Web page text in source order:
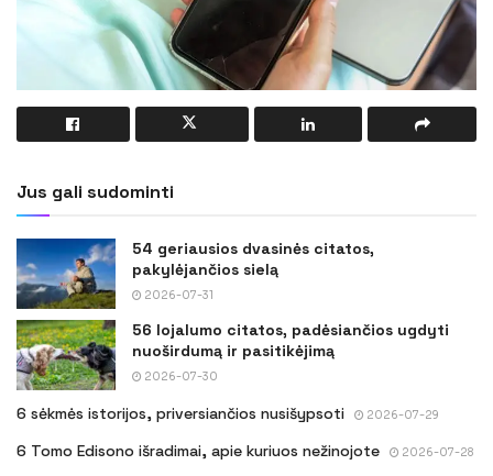
Jus gali sudominti
54 geriausios dvasinės citatos,
pakylėjančios sielą
2026-07-31
56 lojalumo citatos, padėsiančios ugdyti
nuoširdumą ir pasitikėjimą
2026-07-30
6 sėkmės istorijos, priversiančios nusišypsoti 2026-07-29
6 Tomo Edisono išradimai, apie kuriuos nežinojote 2026-07-28